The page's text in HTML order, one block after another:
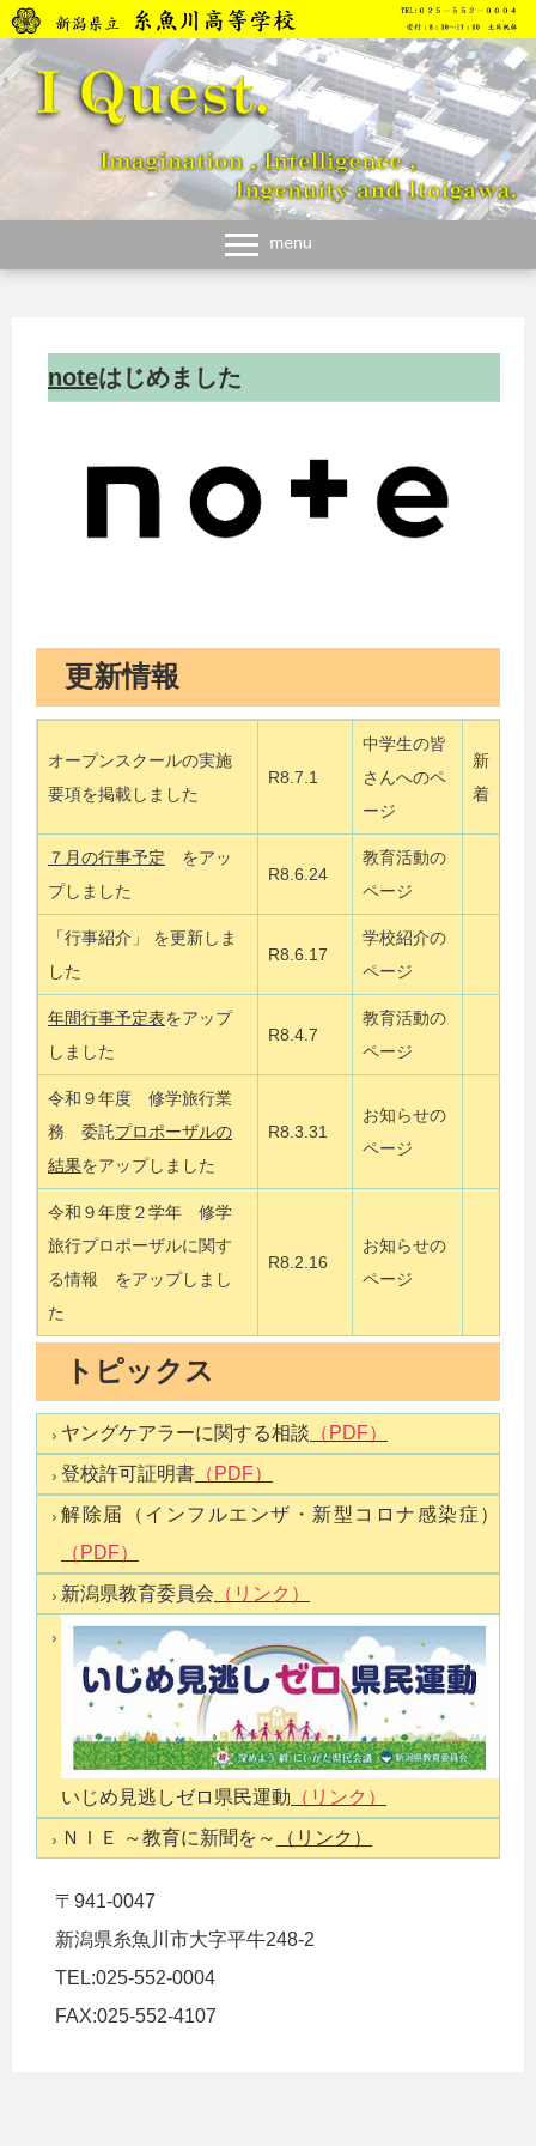
noteはじめました
更新情報
オープンスクールの実施
要項を掲載しました
R8.7.1
中学生の皆
さんへのペ
ージ
新
着
７月の行事予定 をアッ
プしました
R8.6.24
教育活動の
ページ
「行事紹介」 を更新しま
した
R8.6.17
学校紹介の
ページ
年間行事予定表をアップ
しました
R8.4.7
教育活動の
ページ
令和９年度 修学旅行業
務 委託プロポーザルの
結果をアップしました
R8.3.31
お知らせの
ページ
令和９年度２学年 修学
旅行プロポーザルに関す
る情報 をアップしまし
た
R8.2.16
お知らせの
ページ
トピックス
ヤングケアラーに関する相談 （PDF）
登校許可証明書 （PDF）
解除届（インフルエンザ・新型コロナ感染症）
（PDF）
新潟県教育委員会 （リンク）
いじめ見逃しゼロ県民運動 （リンク）
ＮＩＥ ～教育に新聞を～
（リンク）
〒941-0047
新潟県糸魚川市大字平牛248-2
TEL:025-552-0004
FAX:025-552-4107